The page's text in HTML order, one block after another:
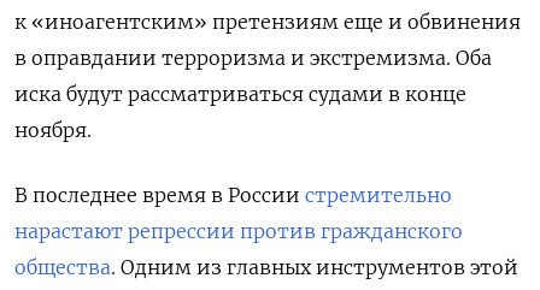
к «иноагентским» претензиям еще и обвинения
в оправдании терроризма и экстремизма. Оба
иска будут рассматриваться судами в конце
ноября.
В последнее время в России стремительно
нарастают репрессии против гражданского
общества. Одним из главных инструментов этой